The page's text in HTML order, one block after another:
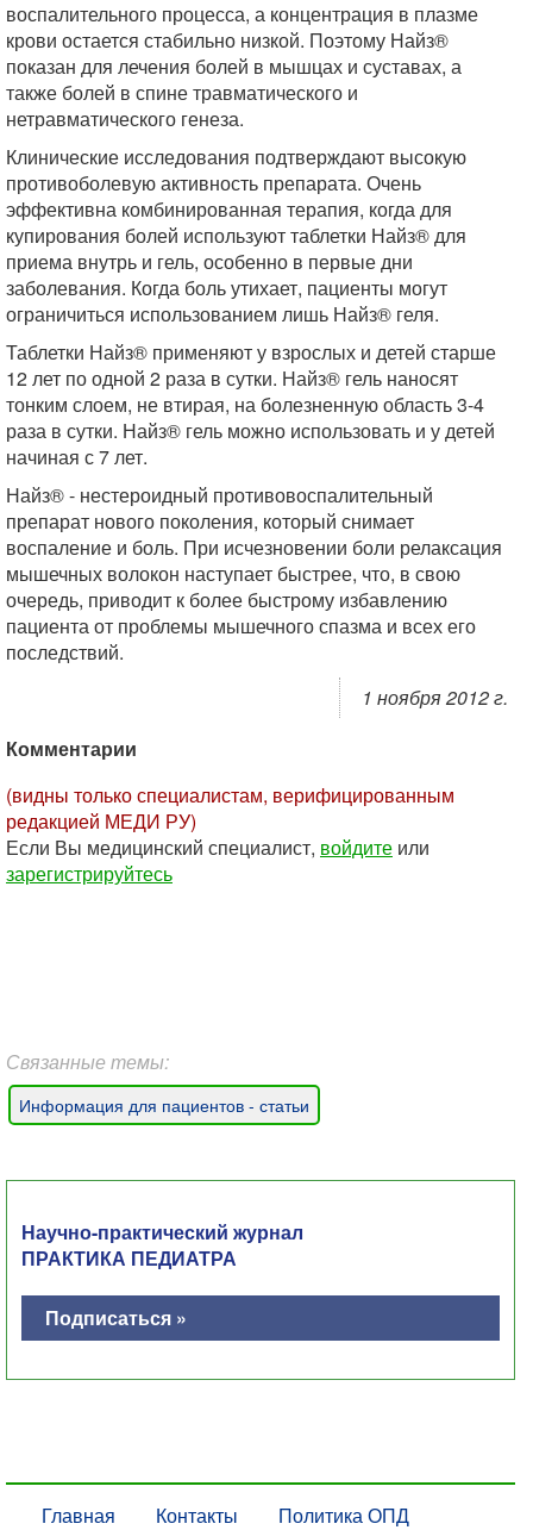
воспалительного процесса, а концентрация в плазме
крови остается стабильно низкой. Поэтому Найз®
показан для лечения болей в мышцах и суставах, а
также болей в спине травматического и
нетравматического генеза.
Клинические исследования подтверждают высокую
противоболевую активность препарата. Очень
эффективна комбинированная терапия, когда для
купирования болей используют таблетки Найз® для
приема внутрь и гель, особенно в первые дни
заболевания. Когда боль утихает, пациенты могут
ограничиться использованием лишь Найз® геля.
Таблетки Найз® применяют у взрослых и детей старше
12 лет по одной 2 раза в сутки. Найз® гель наносят
тонким слоем, не втирая, на болезненную область 3-4
раза в сутки. Найз® гель можно использовать и у детей
начиная с 7 лет.
Найз® - нестероидный противовоспалительный
препарат нового поколения, который снимает
воспаление и боль. При исчезновении боли релаксация
мышечных волокон наступает быстрее, что, в свою
очередь, приводит к более быстрому избавлению
пациента от проблемы мышечного спазма и всех его
последствий.
1 ноября 2012 г.
Комментарии
(видны только специалистам, верифицированным
редакцией МЕДИ РУ)
Если Вы медицинский специалист, войдите или
зарегистрируйтесь
Связанные темы:
Информация для пациентов - статьи
Научно-практический журнал
ПРАКТИКА ПЕДИАТРА
Подписаться »
Главная Контакты Политика ОПД